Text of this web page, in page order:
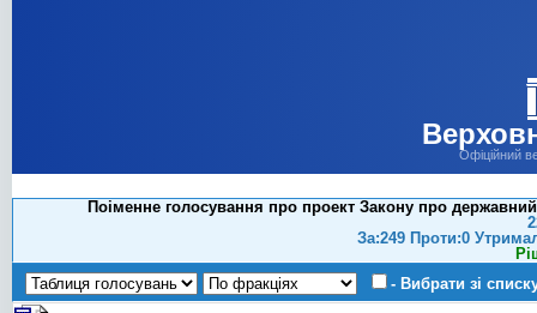
Офіційний
Поіменне голосування про проект Закону про
За:249 Проти:0
- Вибрати зі